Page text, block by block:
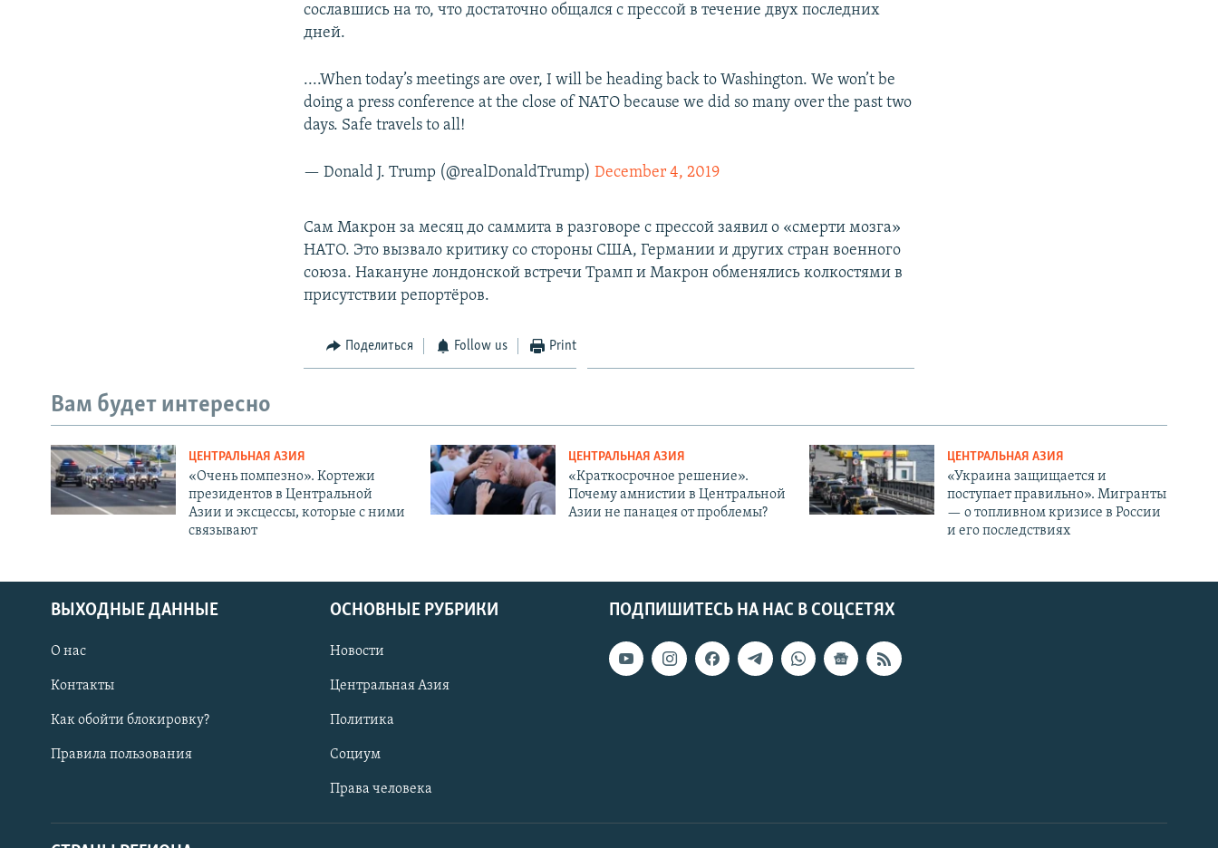
сославшись на то, что достаточно общался с прессой в течение двух последних
дней.
....When today’s meetings are over, I will be heading back to Washington. We won’t be
doing a press conference at the close of NATO because we did so many over the past two
days. Safe travels to all!
— Donald J. Trump (@realDonaldTrump)December 4, 2019
Сам Макрон за месяц до саммита в разговоре с прессой заявил о «смерти мозга»
НАТО. Это вызвало критику со стороны США, Германии и других стран военного
союза. Накануне лондонской встречи Трамп и Макрон обменялись колкостями в
присутствии репортёров.
Поделиться Follow us Print
Вам будет интересно
ЦЕНТРАЛЬНАЯ АЗИЯ
«Очень помпезно». Кортежи
президентов в Центральной
Азии и эксцессы, которые с ними
связывают
ЦЕНТРАЛЬНАЯ АЗИЯ
«Краткосрочное решение».
Почему амнистии в Центральной
Азии не панацея от проблемы?
ЦЕНТРАЛЬНАЯ АЗИЯ
«Украина защищается и
поступает правильно». Мигранты
— о топливном кризисе в России
и его последствиях
ПОДПИШИТЕСЬ НА НАС В СОЦСЕТЯХ
ВЫХОДНЫЕ ДАННЫЕ
О нас
Контакты
Как обойти блокировку?
Правила пользования
ОСНОВНЫЕ РУБРИКИ
Новости
Центральная Азия
Политика
Социум
Права человека